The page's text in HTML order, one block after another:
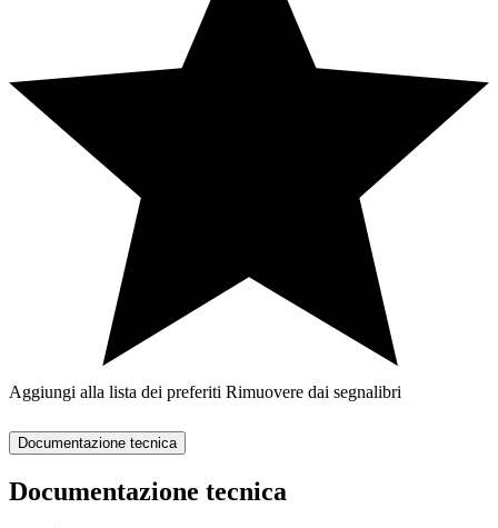
Aggiungi alla lista dei preferiti Rimuovere dai segnalibri
Documentazione tecnica
Documentazione tecnica